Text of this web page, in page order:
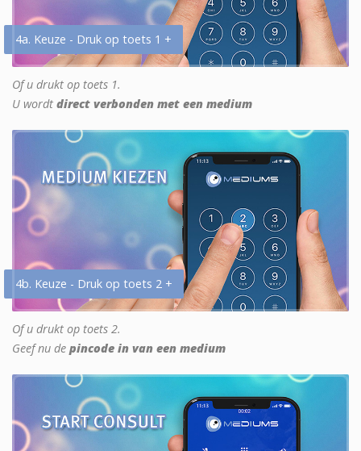
4a. Keuze - Druk op toets 1 +
Of u drukt op toets 1.
U wordt direct verbonden met een medium
4b. Keuze - Druk op toets 2 +
Of u drukt op toets 2.
Geef nu de pincode in van een medium